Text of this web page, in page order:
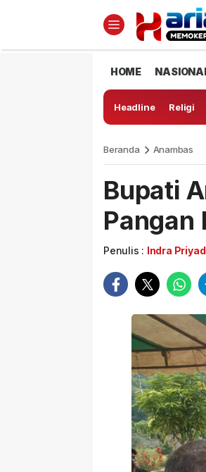
HOME
Headline Religi
Beranda Anambas
Bupati
Pangan
Penulis : Indra